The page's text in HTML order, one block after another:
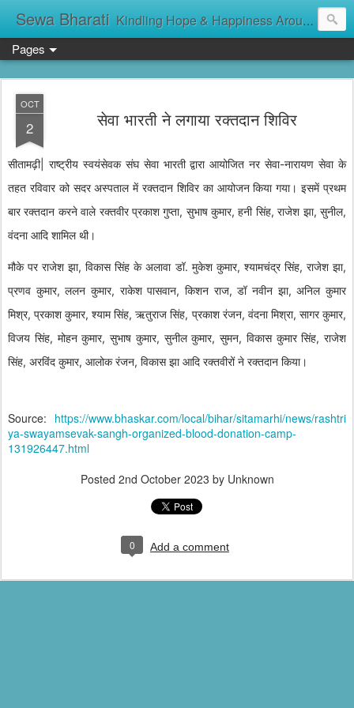
Sewa Bharati Kindling Hope & Happiness Around सेवा भारती சேவாபாரதி సేవా భారతి സേവാഭാരതി સેવા ભારતી সেবা ভাঁরাটি
Pages
OCT
2 सेवा भारती ने लगाया रक्तदान शिविर
सीतामढ़ी| राष्ट्रीय स्वयंसेवक संघ सेवा भारती द्वारा आयोजित नर सेवा-नारायण सेवा के
तहत रविवार को सदर अस्पताल में रक्तदान शिविर का आयोजन किया गया। इसमें प्रथम
बार रक्तदान करने वाले रक्तवीर प्रकाश गुप्ता, सुभाष कुमार, हनी सिंह, राजेश झा, सुनील,
वंदना आदि शामिल थी।
मौके पर राजेश झा, विकास सिंह के अलावा डॉ. मुकेश कुमार, श्यामचंद्र सिंह, राजेश झा,
प्रणव कुमार, ललन कुमार, राकेश पासवान, किशन राज, डॉ नवीन झा, अनिल कुमार
मिश्र, प्रकाश कुमार, श्याम सिंह, ऋतुराज सिंह, प्रकाश रंजन, वंदना मिश्रा, सागर कुमार,
विजय सिंह, मोहन कुमार, सुभाष कुमार, सुनील कुमार, सुमन, विकास कुमार सिंह, राजेश
सिंह, अरविंद कुमार, आलोक रंजन, विकास झा आदि रक्तवीरों ने रक्तदान किया।
Source: https://www.bhaskar.com/local/bihar/sitamarhi/news/rashtri
ya-swayamsevak-sangh-organized-blood-donation-camp-
131926447.html
Posted 2nd October 2023 by Unknown
0 Add a comment